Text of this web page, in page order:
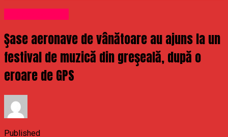
Şase aeronave de vânătoare au ajuns la un
festival de muzică din greşeală, după o
eroare de GPS
Published